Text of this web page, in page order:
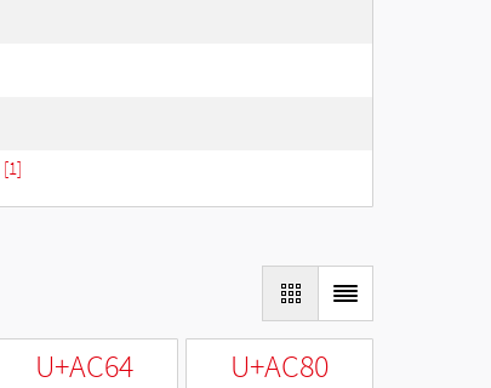
[1]
U+AC64 U+AC80